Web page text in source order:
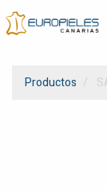
Productos